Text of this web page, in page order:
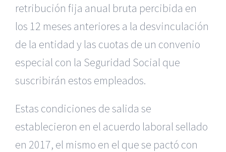
retribución fija anual bruta percibida en
los 12 meses anteriores a la desvinculación
de la entidad y las cuotas de un convenio
especial con la Seguridad Social que
suscribirán estos empleados.
Estas condiciones de salida se
establecieron en el acuerdo laboral sellado
en 2017, el mismo en el que se pactó con